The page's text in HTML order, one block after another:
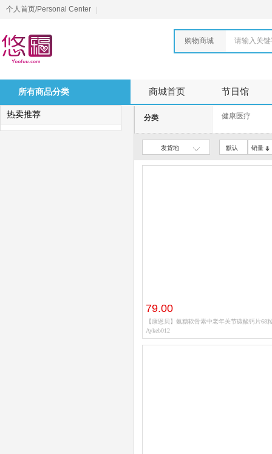
个人首页/Personal Center
购物商城 请输入关
所有商品分类 商城首页 节日馆
热卖推荐 分类 健康医疗
发货地 默认 销量
79.00
【康恩贝】氨糖软骨素中老年关节碳酸钙片68
Aykeb012